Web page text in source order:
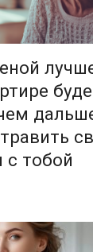
тобой